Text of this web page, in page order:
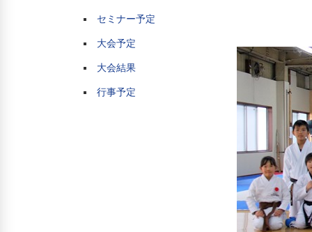
セミナー予定
大会予定
大会結果
行事予定